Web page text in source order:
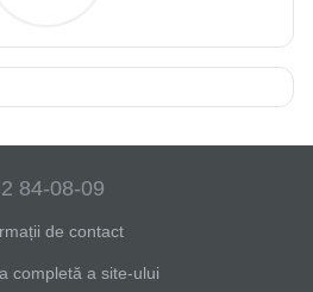
84-08-09
de contact
completă a site-ului